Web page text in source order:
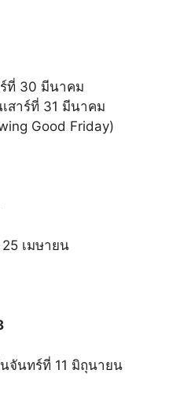
ที่ 30 มีนาคม
สาร์ที่ 31 มีนาคม
Good Friday)
เมษายน
นจันทร์ที่ 11 มิถุนายน